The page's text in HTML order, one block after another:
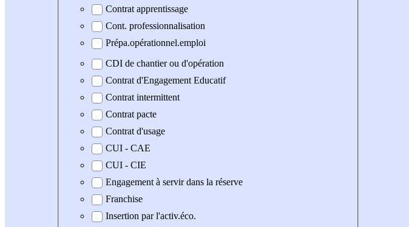
Contrat apprentissage
Cont. professionnalisation
Prépa.opérationnel.emploi
CDI de chantier ou d'opération
Contrat d'Engagement Educatif
Contrat intermittent
Contrat pacte
Contrat d'usage
CUI - CAE
CUI - CIE
Engagement à servir dans la réserve
Franchise
Insertion par l'activ.éco.